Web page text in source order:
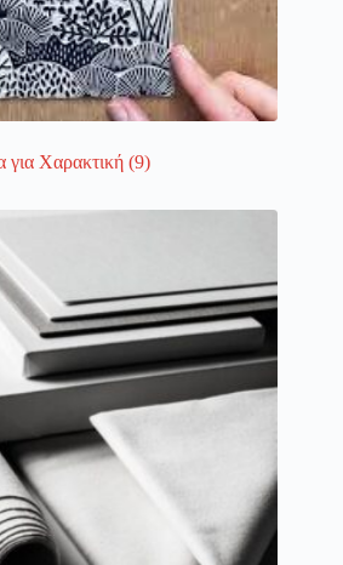
Χαρακτική (9)